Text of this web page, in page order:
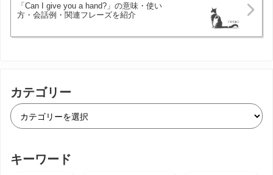
「Can I give you a hand?」の意味・使い
方・会話例・関連フレーズを紹介
カテゴリー
キーワード